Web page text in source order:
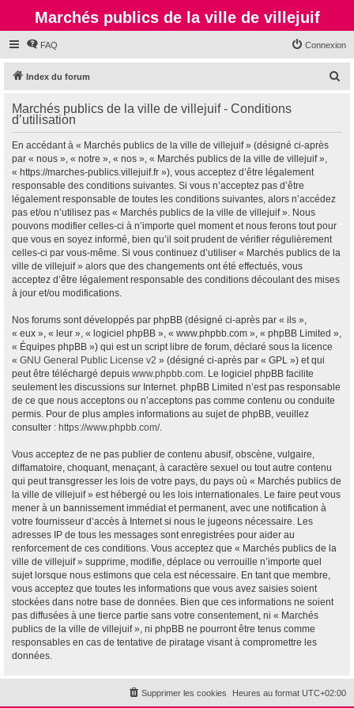
Marchés publics de la ville de villejuif
FAQ Connexion
Index du forum
h
Marchés publics de la ville de villejuif - Conditions
d’utilisation
En accédant à « Marchés publics de la ville de villejuif » (désigné ci-après
par « nous », « notre », « nos », « Marchés publics de la ville de villejuif »,
« https://marches-publics.villejuif.fr »), vous acceptez d’être légalement
responsable des conditions suivantes. Si vous n’acceptez pas d’être
légalement responsable de toutes les conditions suivantes, alors n’accédez
pas et/ou n’utilisez pas « Marchés publics de la ville de villejuif ». Nous
pouvons modifier celles-ci à n’importe quel moment et nous ferons tout pour
que vous en soyez informé, bien qu’il soit prudent de vérifier régulièrement
celles-ci par vous-même. Si vous continuez d’utiliser « Marchés publics de la
ville de villejuif » alors que des changements ont été effectués, vous
acceptez d’être légalement responsable des conditions découlant des mises
à jour et/ou modifications.
Nos forums sont développés par phpBB (désigné ci-après par « ils »,
« eux », « leur », « logiciel phpBB », « www.phpbb.com », « phpBB Limited »,
« Équipes phpBB ») qui est un script libre de forum, déclaré sous la licence
« GNU General Public License v2 » (désigné ci-après par « GPL ») et qui
peut être téléchargé depuis www.phpbb.com. Le logiciel phpBB facilite
seulement les discussions sur Internet. phpBB Limited n’est pas responsable
de ce que nous acceptons ou n’acceptons pas comme contenu ou conduite
permis. Pour de plus amples informations au sujet de phpBB, veuillez
consulter : https://www.phpbb.com/.
Vous acceptez de ne pas publier de contenu abusif, obscène, vulgaire,
diffamatoire, choquant, menaçant, à caractère sexuel ou tout autre contenu
qui peut transgresser les lois de votre pays, du pays où « Marchés publics de
la ville de villejuif » est hébergé ou les lois internationales. Le faire peut vous
mener à un bannissement immédiat et permanent, avec une notification à
votre fournisseur d’accès à Internet si nous le jugeons nécessaire. Les
adresses IP de tous les messages sont enregistrées pour aider au
renforcement de ces conditions. Vous acceptez que « Marchés publics de la
ville de villejuif » supprime, modifie, déplace ou verrouille n’importe quel
sujet lorsque nous estimons que cela est nécessaire. En tant que membre,
vous acceptez que toutes les informations que vous avez saisies soient
stockées dans notre base de données. Bien que ces informations ne soient
pas diffusées à une tierce partie sans votre consentement, ni « Marchés
publics de la ville de villejuif », ni phpBB ne pourront être tenus comme
responsables en cas de tentative de piratage visant à compromettre les
données.
Heures au format UTC+02:00
Supprimer les cookies